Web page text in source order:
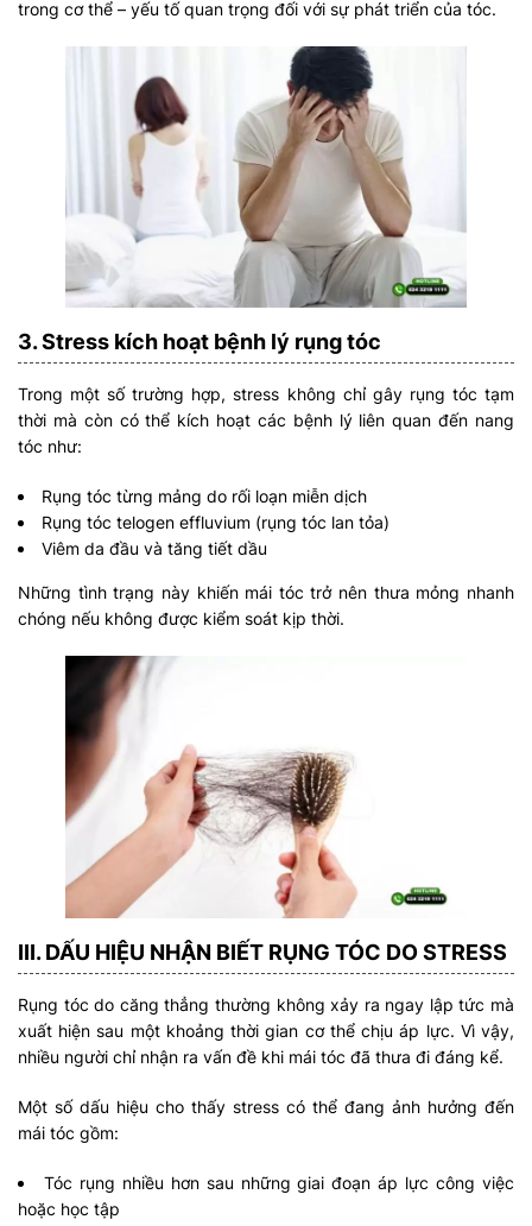
trong cơ thể – yếu tố quan trọng đối với sự phát triển của tóc.
3. Stress kích hoạt bệnh lý rụng tóc
Trong một số trường hợp, stress không chỉ gây rụng tóc tạm
thời mà còn có thể kích hoạt các bệnh lý liên quan đến nang
tóc như:
Rụng tóc từng mảng do rối loạn miễn dịch
Rụng tóc telogen effluvium (rụng tóc lan tỏa)
Viêm da đầu và tăng tiết dầu
Những tình trạng này khiến mái tóc trở nên thưa mỏng nhanh
chóng nếu không được kiểm soát kịp thời.
III. DẤU HIỆU NHẬN BIẾT RỤNG TÓC DO STRESS
Rụng tóc do căng thẳng thường không xảy ra ngay lập tức mà
xuất hiện sau một khoảng thời gian cơ thể chịu áp lực. Vì vậy,
nhiều người chỉ nhận ra vấn đề khi mái tóc đã thưa đi đáng kể.
Một số dấu hiệu cho thấy stress có thể đang ảnh hưởng đến
mái tóc gồm:
Tóc rụng nhiều hơn sau những giai đoạn áp lực công việc
hoặc học tập